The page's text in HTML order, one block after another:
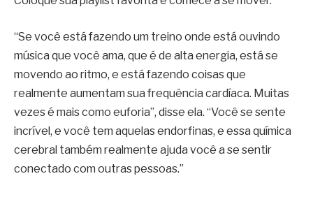
“Se você está fazendo um treino onde está ouvindo
música que você ama, que é de alta energia, está se
movendo ao ritmo, e está fazendo coisas que
realmente aumentam sua frequência cardíaca. Muitas
vezes é mais como euforia”, disse ela. “Você se sente
incrível, e você tem aquelas endorfinas, e essa química
cerebral também realmente ajuda você a se sentir
conectado com outras pessoas.”